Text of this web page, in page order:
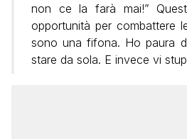
non ce la farà mai!”
opportunità per combattere
sono una fifona. Ho paura
stare da sola. E invece vi